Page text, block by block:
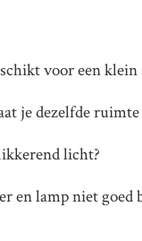
voor een klein
je dezelfde
licht?
en lamp niet goed